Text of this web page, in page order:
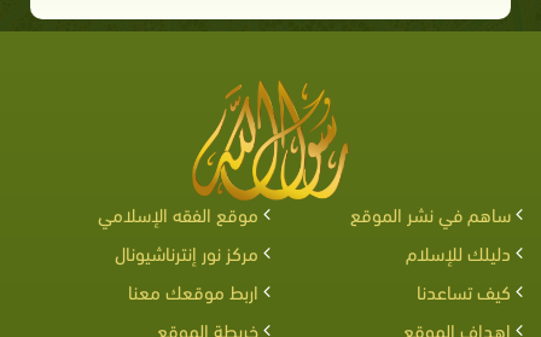
ساهم في نشر الموقع
موقع الفقه الإسلامي
دليلك للإسلام
مركز نور إنترناشيونال
كيف تساعدنا
اربط موقعك معنا
اهداف الموقع
خريطة الموقع